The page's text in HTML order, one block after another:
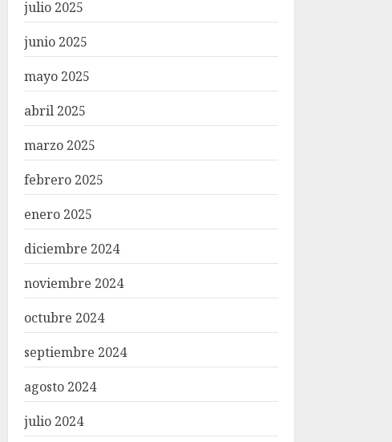
julio 2025
junio 2025
mayo 2025
abril 2025
marzo 2025
febrero 2025
enero 2025
diciembre 2024
noviembre 2024
octubre 2024
septiembre 2024
agosto 2024
julio 2024